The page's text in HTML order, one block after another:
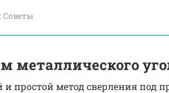
Советы
металлического
простой метод сверления под